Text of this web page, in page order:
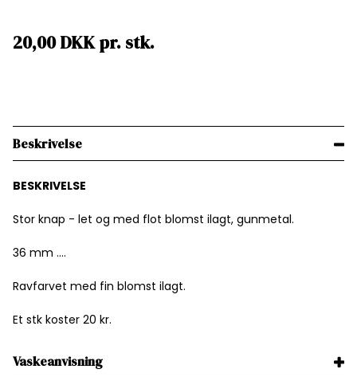
20,00DKKpr. stk.
Beskrivelse
BESKRIVELSE
Stor knap - let og med flot blomst ilagt, gunmetal.
36 mm ....
Ravfarvet med fin blomst ilagt.
Et stk koster 20 kr.
Vaskeanvisning